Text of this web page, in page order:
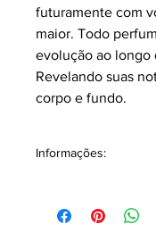
futuramente com
maior. Todo
evolução ao longo
Revelando suas
corpo e fundo.
Informações:
Notas topo:Pimenta